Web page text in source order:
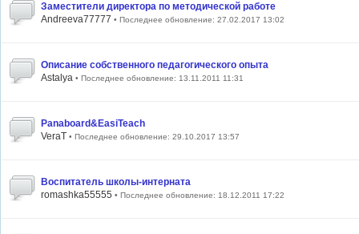
Заместители директора по методической работе
Andreeva77777 • Последнее обновление: 27.02.2017 13:02
Описание собственного педагогического опыта
Astalya • Последнее обновление: 13.11.2011 11:31
Panaboard&EasiTeach
VeraT • Последнее обновление: 29.10.2017 13:57
Воспитатель школы-интерната
romashka55555 • Последнее обновление: 18.12.2011 17:22